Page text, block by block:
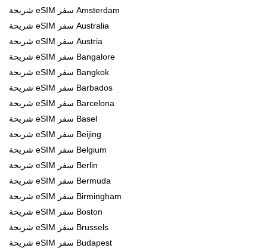
شريحة eSIM سفر Amsterdam
شريحة eSIM سفر Australia
شريحة eSIM سفر Austria
شريحة eSIM سفر Bangalore
شريحة eSIM سفر Bangkok
شريحة eSIM سفر Barbados
شريحة eSIM سفر Barcelona
شريحة eSIM سفر Basel
شريحة eSIM سفر Beijing
شريحة eSIM سفر Belgium
شريحة eSIM سفر Berlin
شريحة eSIM سفر Bermuda
شريحة eSIM سفر Birmingham
شريحة eSIM سفر Boston
شريحة eSIM سفر Brussels
شريحة eSIM سفر Budapest